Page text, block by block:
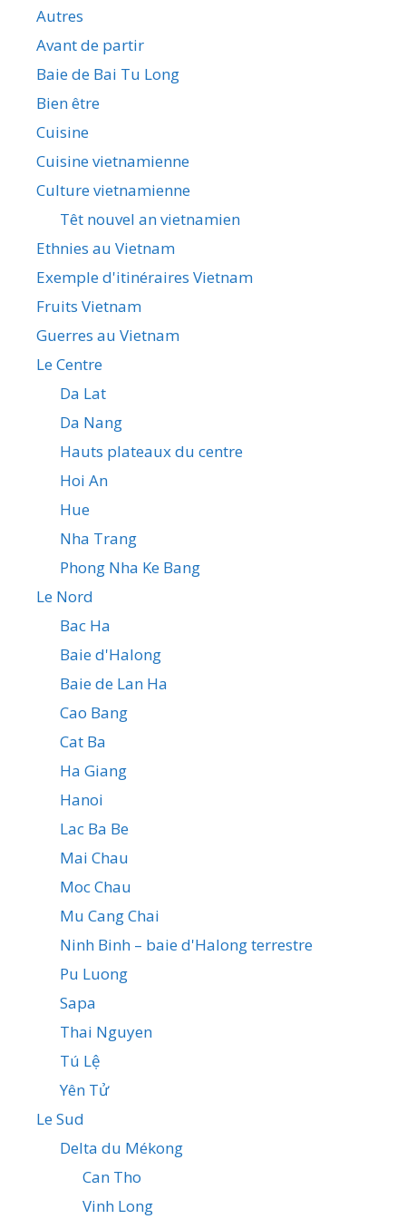
Autres
Avant de partir
Baie de Bai Tu Long
Bien être
Cuisine
Cuisine vietnamienne
Culture vietnamienne
Têt nouvel an vietnamien
Ethnies au Vietnam
Exemple d'itinéraires Vietnam
Fruits Vietnam
Guerres au Vietnam
Le Centre
Da Lat
Da Nang
Hauts plateaux du centre
Hoi An
Hue
Nha Trang
Phong Nha Ke Bang
Le Nord
Bac Ha
Baie d'Halong
Baie de Lan Ha
Cao Bang
Cat Ba
Ha Giang
Hanoi
Lac Ba Be
Mai Chau
Moc Chau
Mu Cang Chai
Ninh Binh – baie d'Halong terrestre
Pu Luong
Sapa
Thai Nguyen
Tú Lệ
Yên Tử
Le Sud
Delta du Mékong
Can Tho
Vinh Long